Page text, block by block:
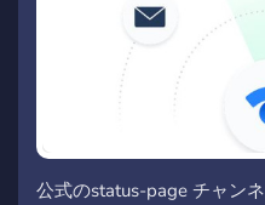
公式のstatus-page チャン